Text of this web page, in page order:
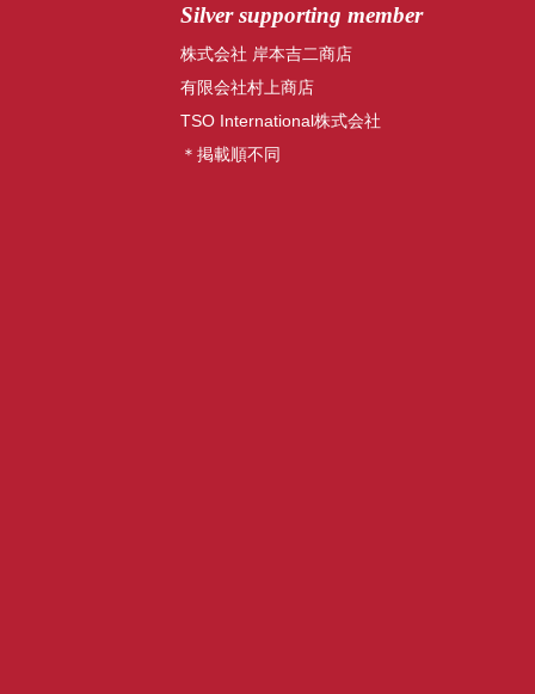
Silver supporting member
株式会社 岸本吉二商店
有限会社村上商店
TSO International株式会社
＊掲載順不同